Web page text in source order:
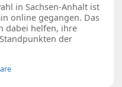
in Sachsen-Anhalt ist
online gegangen. Das
dabei helfen, ihre
der